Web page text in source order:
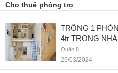
Cho thuê phòng trọ
TRỐNG 1
4tr TRONG
NGHI, Q8 - Liên
Quận 8
26/03/2024